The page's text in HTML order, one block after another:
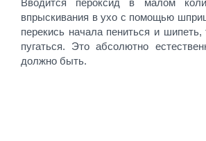
впрыскивания в ухо с помощью
перекись начала пениться и шипеть,
пугаться. Это абсолютно
должно быть.